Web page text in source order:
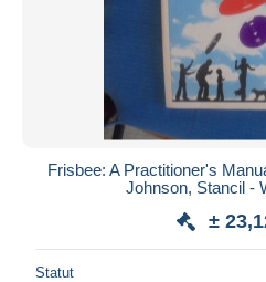
Frisbee: A Practitioner's
Johnson, Stancil -
±
Statut